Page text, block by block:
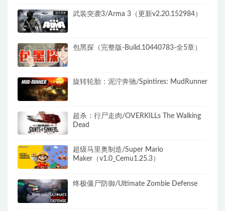
武装突袭3/Arma 3（更新v2.20.152984）
包黑探（完整版-Build.10440783-全5章）
旋转轮胎：泥泞奔驰/Spintires: MudRunner
超杀：行尸走肉/OVERKILLs The Walking
Dead
超级马里奥制造/Super Mario
Maker（v1.0_Cemu1.25.3）
终极僵尸防御/Ultimate Zombie Defense